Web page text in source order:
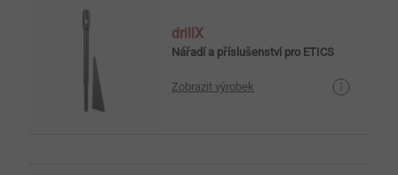
drillX
Nářadí a příslušenství pro ETICS
Zobrazit výrobek